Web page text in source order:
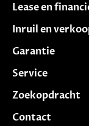
Lease en
Inruil en
Garantie
Service
Zoekopdracht
Contact